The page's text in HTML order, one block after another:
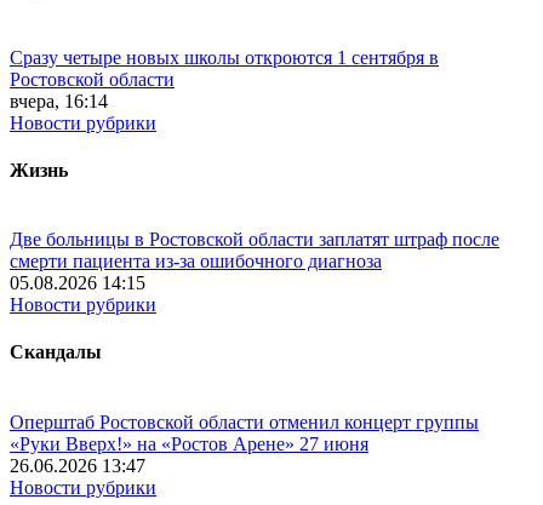
Сразу четыре новых школы откроются 1 сентября в
Ростовской области
вчера, 16:14
Новости рубрики
Жизнь
Две больницы в Ростовской области заплатят штраф после
смерти пациента из-за ошибочного диагноза
05.08.2026 14:15
Новости рубрики
Скандалы
Оперштаб Ростовской области отменил концерт группы
«Руки Вверх!» на «Ростов Арене» 27 июня
26.06.2026 13:47
Новости рубрики